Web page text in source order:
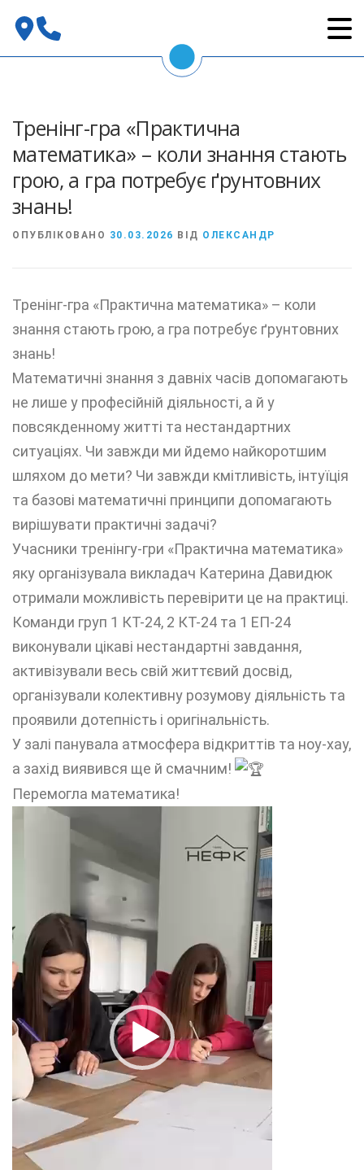
Тренінг-гра «Практична
математика» – коли знання стають
грою, а гра потребує ґрунтовних
знань!
ОПУБЛІКОВАНО 30.03.2026 ВІД ОЛЕКСАНДР
Тренінг-гра «Практична математика» – коли
знання стають грою, а гра потребує ґрунтовних
знань!
Математичні знання з давніх часів допомагають
не лише у професійній діяльності, а й у
повсякденному житті та нестандартних
ситуаціях. Чи завжди ми йдемо найкоротшим
шляхом до мети? Чи завжди кмітливість, інтуїція
та базові математичні принципи допомагають
вирішувати практичні задачі?
Учасники тренінгу-гри «Практична математика»
яку організувала викладач Катерина Давидюк
отримали можливість перевірити це на практиці.
Команди груп 1 КТ-24, 2 КТ-24 та 1 ЕП-24
виконували цікаві нестандартні завдання,
активізували весь свій життєвий досвід,
організували колективну розумову діяльність та
проявили дотепність і оригінальність.
У залі панувала атмосфера відкриттів та ноу-хау,
а захід виявився ще й смачним!
Перемогла математика!
Відеопрогравач